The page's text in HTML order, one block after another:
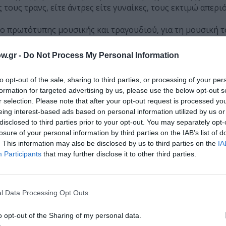
- Do Not Process My Personal Information
opt-out of the sale, sharing to third parties, or processing of your
for targeted advertising by us, please use the below opt-out
selection. Please note that after your opt-out request is processed
interest-based ads based on personal information utilized by us
to third parties prior to your opt-out. You may separately
of your personal information by third parties on the IAB’s list of
This information may also be disclosed by us to third parties on the
Participants that may further disclose it to other third parties.
Data Processing Opt Outs
opt-out of the Sharing of my personal data.
τρανς, είτε άντρες είτε γυναίκες, τους εκτιμώ
πρωτότυπης μουσικής και τραγουδιού, για τη μουσική
στην απονομή, υπογραμμίζοντας «Μακαρι ο ρατσισμος
κοσμο και να ερθει η στιγμη που ο καθενας θα φερει
Τέρλες (Θέατρο Πόρτα, σκηνοθεσία Γεωργία
Pride: Smiley (Θέατρο Άβατον, σκην. Μάνος Πετούσης)
/ Victoria)
με το Καπέλο)